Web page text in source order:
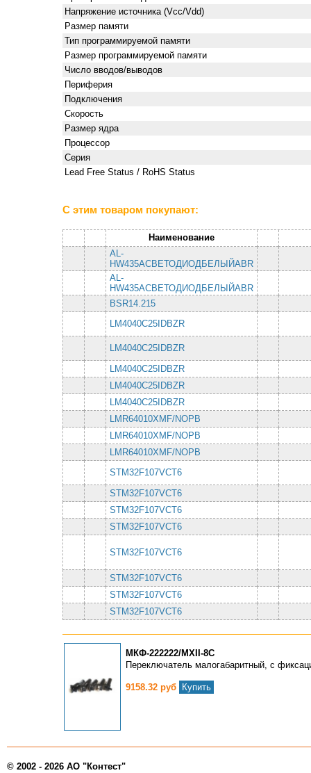
Напряжение источника (Vcc/Vdd)
Размер памяти
Тип программируемой памяти
Размер программируемой памяти
Число вводов/выводов
Периферия
Подключения
Скорость
Размер ядра
Процессор
Серия
Lead Free Status / RoHS Status
С этим товаром покупают:
Наименование
AL-
HW435AСВЕТОДИОДБЕЛЫЙABR
AL-
HW435AСВЕТОДИОДБЕЛЫЙABR
BSR14.215
LM4040C25IDBZR
LM4040C25IDBZR
LM4040C25IDBZR
LM4040C25IDBZR
LM4040C25IDBZR
LMR64010XMF/NOPB
LMR64010XMF/NOPB
LMR64010XMF/NOPB
STM32F107VCT6
STM32F107VCT6
STM32F107VCT6
STM32F107VCT6
STM32F107VCT6
STM32F107VCT6
STM32F107VCT6
STM32F107VCT6
МКФ-222222/МХII-8С
Переключатель малогабаритный, с
9158.32 руб Купить
© 2002 - 2026 АО "Контест"